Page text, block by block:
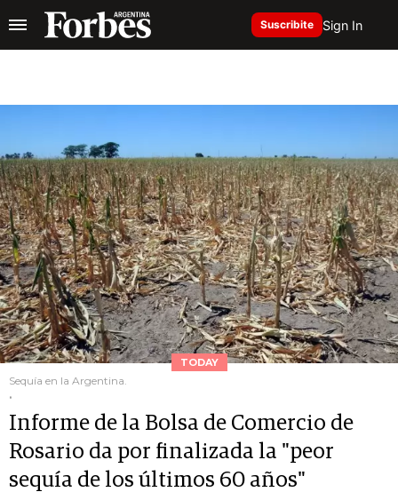
Suscribite Sign In
TODAY
Sequía en la Argentina.
.
Informe de la Bolsa de Comercio de
Rosario da por finalizada la "peor
sequía de los últimos 60 años"